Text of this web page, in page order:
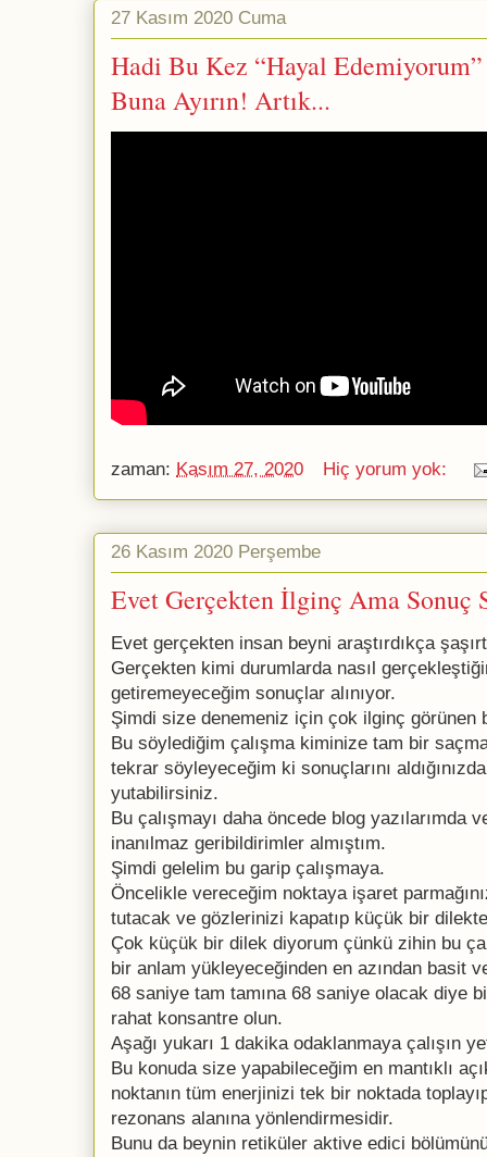
27 Kasım 2020 Cuma
Hadi Bu Kez “Hayal
Buna Ayırın! Artık...
zaman: Kasım 27, 2020 Hiç yorum yok:
26 Kasım 2020 Perşembe
Evet Gerçekten İlginç Ama Sonuç
Evet gerçekten insan beyni araştırdıkça
Gerçekten kimi durumlarda nasıl
getiremeyeceğim sonuçlar alınıyor.
Şimdi size denemeniz için çok ilginç görünen
Bu söylediğim çalışma kiminize tam bir
tekrar söyleyeceğim ki sonuçlarını
yutabilirsiniz.
Bu çalışmayı daha öncede blog
inanılmaz geribildirimler almıştım.
Şimdi gelelim bu garip çalışmaya.
Öncelikle vereceğim noktaya işaret
tutacak ve gözlerinizi kapatıp küçük bir
Çok küçük bir dilek diyorum çünkü zihin bu
bir anlam yükleyeceğinden en azından basit
68 saniye tam tamına 68 saniye olacak diye
rahat konsantre olun.
Aşağı yukarı 1 dakika odaklanmaya çalışın
Bu konuda size yapabileceğim en mantıklı
noktanın tüm enerjinizi tek bir noktada
rezonans alanına yönlendirmesidir.
Bunu da beynin retiküler aktive edici